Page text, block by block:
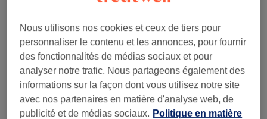
Nous utilisons nos cookies et ceux de tiers pour
personnaliser le contenu et les annonces, pour fournir
des fonctionnalités de médias sociaux et pour
analyser notre trafic. Nous partageons également des
informations sur la façon dont vous utilisez notre site
avec nos partenaires en matière d'analyse web, de
publicité et de médias sociaux. Politique en matière